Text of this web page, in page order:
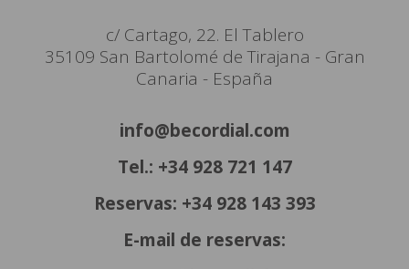
c/ Cartago, 22. El Tablero
35109 San Bartolomé de Tirajana - Gran
Canaria - España
info@becordial.com
Tel.: +34 928 721 147
Reservas: +34 928 143 393
E-mail de reservas: